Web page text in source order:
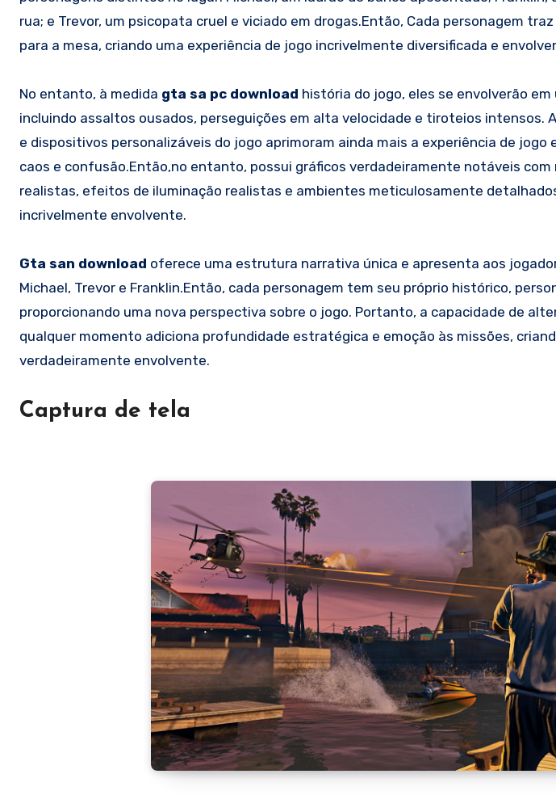
rua; e Trevor, um psicopata cruel e viciado em drogas.Então, Cada personagem
para a mesa, criando uma experiência de jogo incrivelmente diversificada e
No entanto, à medida gta sa pc download história do jogo, eles se envolverão
incluindo assaltos ousados, perseguições em alta velocidade e tiroteios intensos.
e dispositivos personalizáveis do jogo aprimoram ainda mais a experiência de
caos e confusão.Então,no entanto, possui gráficos verdadeiramente notáveis com
realistas, efeitos de iluminação realistas e ambientes meticulosamente
incrivelmente envolvente.
Gta san download oferece uma estrutura narrativa única e apresenta aos
Michael, Trevor e Franklin.Então, cada personagem tem seu próprio histórico,
proporcionando uma nova perspectiva sobre o jogo. Portanto, a capacidade de
qualquer momento adiciona profundidade estratégica e emoção às missões,
verdadeiramente envolvente.
Captura de tela